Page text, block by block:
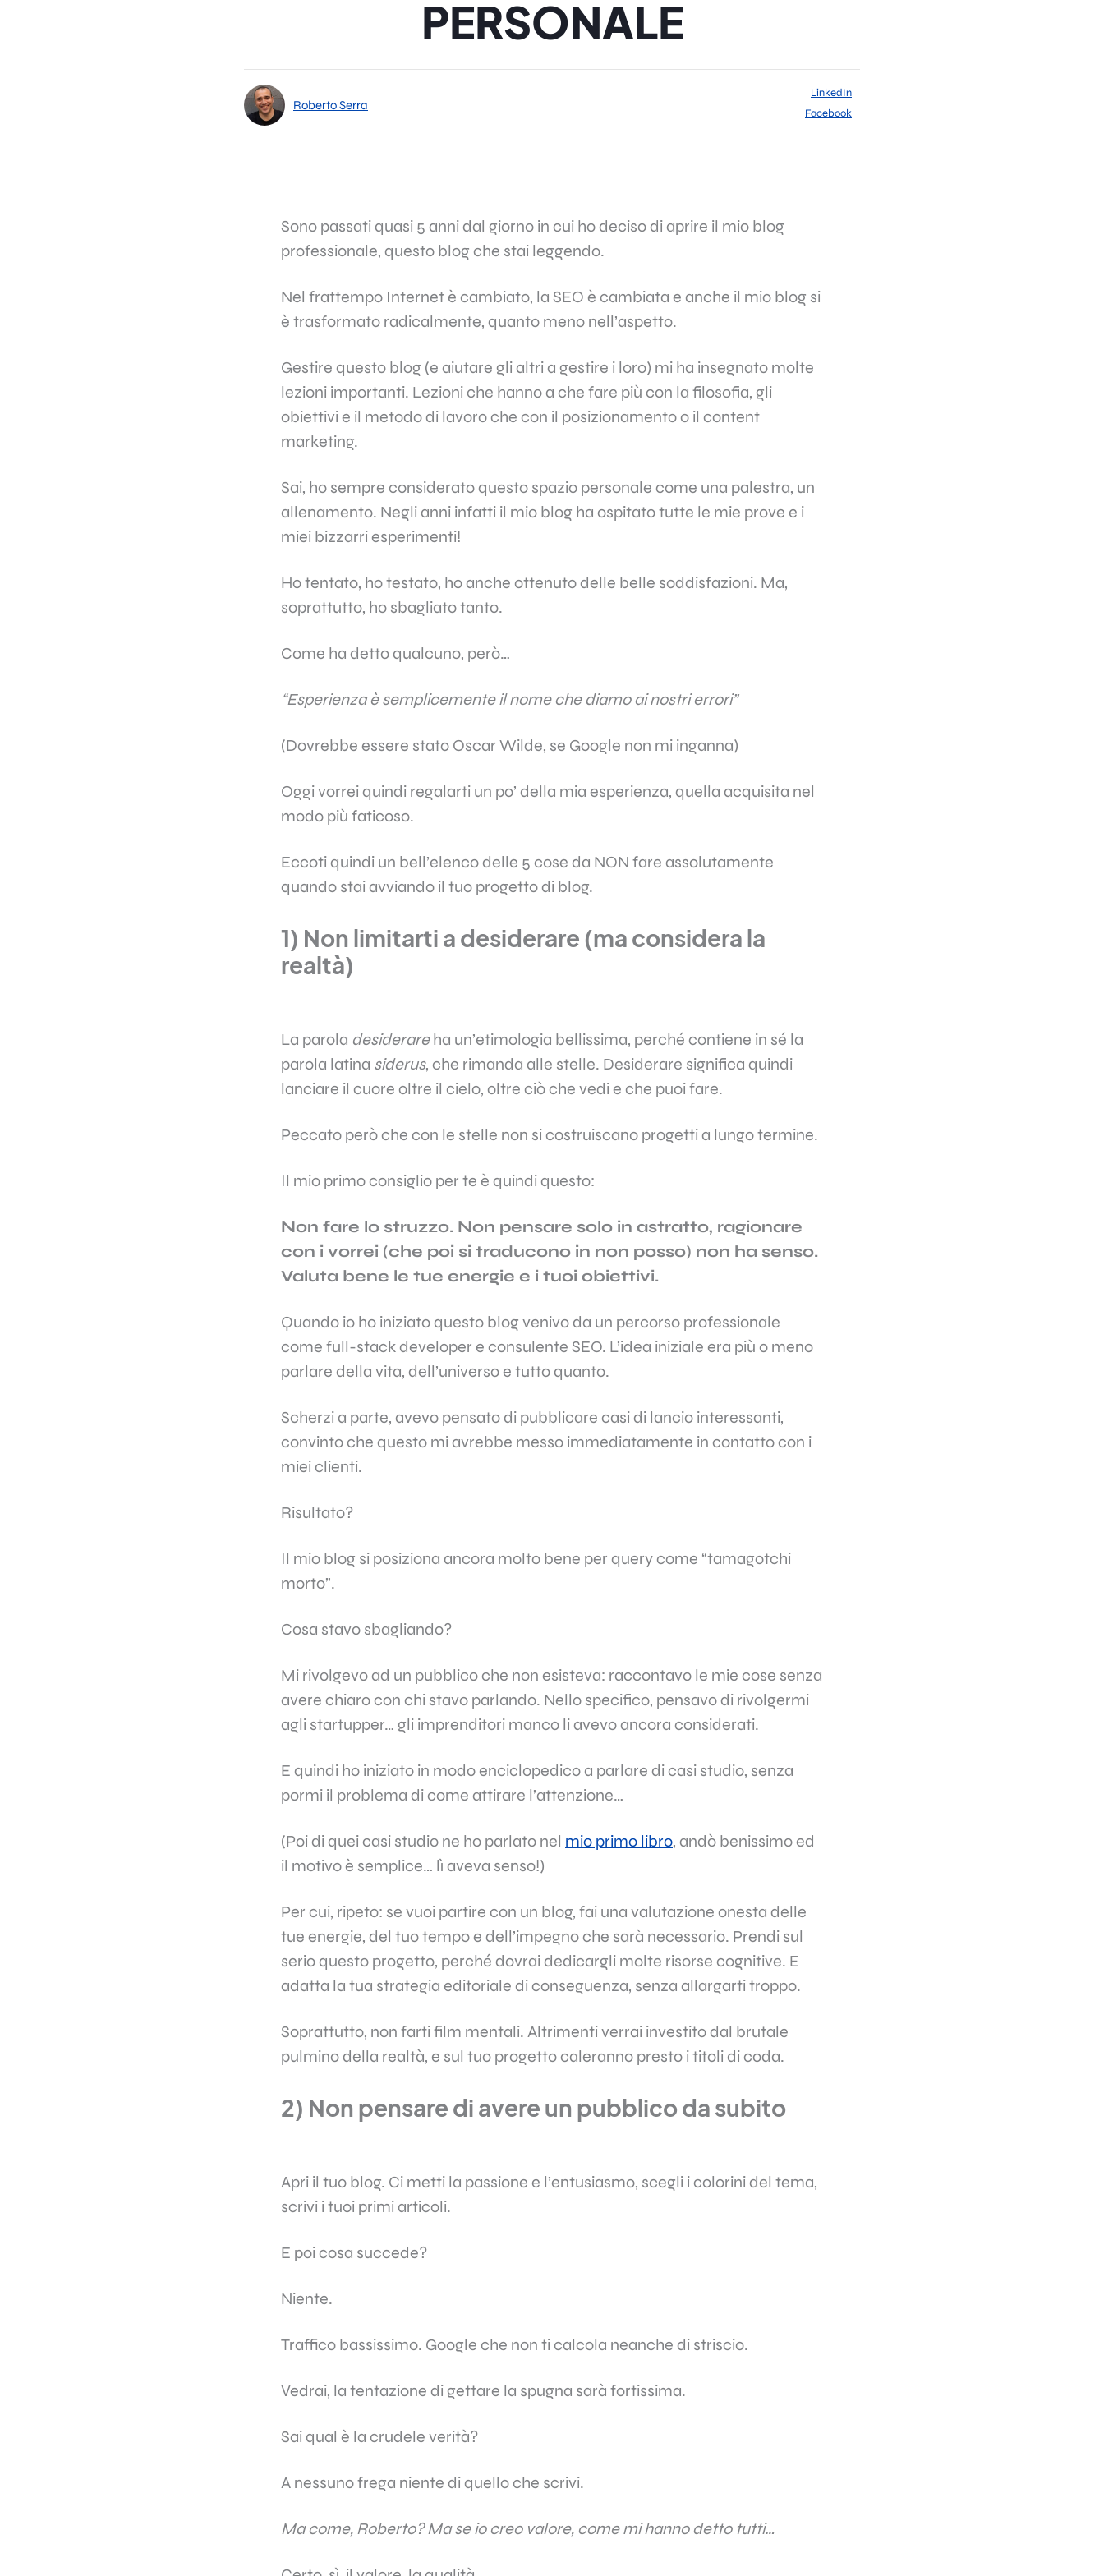
PERSONALE
Roberto Serra
LinkedIn
Facebook
Sono passati quasi 5 anni dal giorno in cui ho deciso di aprire il mio blog
professionale, questo blog che stai leggendo.
Nel frattempo Internet è cambiato, la SEO è cambiata e anche il mio blog si
è trasformato radicalmente, quanto meno nell’aspetto.
Gestire questo blog (e aiutare gli altri a gestire i loro) mi ha insegnato molte
lezioni importanti. Lezioni che hanno a che fare più con la filosofia, gli
obiettivi e il metodo di lavoro che con il posizionamento o il content
marketing.
Sai, ho sempre considerato questo spazio personale come una palestra, un
allenamento. Negli anni infatti il mio blog ha ospitato tutte le mie prove e i
miei bizzarri esperimenti!
Ho tentato, ho testato, ho anche ottenuto delle belle soddisfazioni. Ma,
soprattutto, ho sbagliato tanto.
Come ha detto qualcuno, però…
“Esperienza è semplicemente il nome che diamo ai nostri errori”
(Dovrebbe essere stato Oscar Wilde, se Google non mi inganna)
Oggi vorrei quindi regalarti un po’ della mia esperienza, quella acquisita nel
modo più faticoso.
Eccoti quindi un bell’elenco delle 5 cose da NON fare assolutamente
quando stai avviando il tuo progetto di blog.​
1) Non limitarti a desiderare (ma considera la
realtà)
La parola desiderareha un’etimologia bellissima, perché contiene in sé la
parola latina siderus, che rimanda alle stelle. Desiderare significa quindi
lanciare il cuore oltre il cielo, oltre ciò che vedi e che puoi fare.
Peccato però che con le stelle non si costruiscano progetti a lungo termine.
Il mio primo consiglio per te è quindi questo:
Non fare lo struzzo. Non pensare solo in astratto, ragionare
con i vorrei (che poi si traducono in non posso) non ha senso.
Valuta bene le tue energie e i tuoi obiettivi.
Quando io ho iniziato questo blog venivo da un percorso professionale
come full-stack developer e consulente SEO. L’idea iniziale era più o meno
parlare della vita, dell’universo e tutto quanto.
Scherzi a parte, avevo pensato di pubblicare casi di lancio interessanti,
convinto che questo mi avrebbe messo immediatamente in contatto con i
miei clienti.
Risultato?
Il mio blog si posiziona ancora molto bene per query come “tamagotchi
morto”.
Cosa stavo sbagliando?
Mi rivolgevo ad un pubblico che non esisteva: raccontavo le mie cose senza
avere chiaro con chi stavo parlando. Nello specifico, pensavo di rivolgermi
agli startupper… gli imprenditori manco li avevo ancora considerati.
E quindi ho iniziato in modo enciclopedico a parlare di casi studio, senza
pormi il problema di come attirare l’attenzione…
(Poi di quei casi studio ne ho parlato nel mio primo libro, andò benissimo ed
il motivo è semplice… lì aveva senso!)
Per cui, ripeto: se vuoi partire con un blog, fai una valutazione onesta delle
tue energie, del tuo tempo e dell’impegno che sarà necessario. Prendi sul
serio questo progetto, perché dovrai dedicargli molte risorse cognitive. E
adatta la tua strategia editoriale di conseguenza, senza allargarti troppo.
Soprattutto, non farti film mentali. Altrimenti verrai investito dal brutale
pulmino della realtà, e sul tuo progetto caleranno presto i titoli di coda.​
2) Non pensare di avere un pubblico da subito
Apri il tuo blog. Ci metti la passione e l’entusiasmo, scegli i colorini del tema,
scrivi i tuoi primi articoli.
E poi cosa succede?
Niente.
Traffico bassissimo. Google che non ti calcola neanche di striscio.
Vedrai, la tentazione di gettare la spugna sarà fortissima.
Sai qual è la crudele verità?
A nessuno frega niente di quello che scrivi.
Ma come, Roberto? Ma se io creo valore, come mi hanno detto tutti…